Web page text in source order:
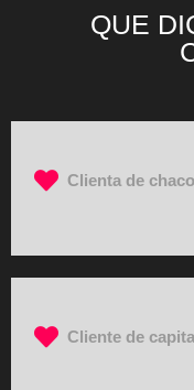
QUE
Clienta de chaco
Cliente de